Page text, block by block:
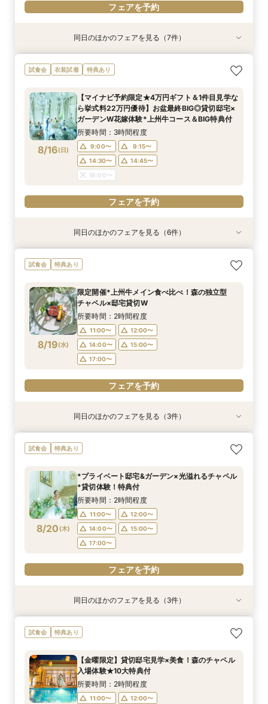
フェアを予約
特典あり 動画あり
8/15(土 )
【おもてなし◎料理ランクUP特典】New貸切邸
宅体験×上州牛試食
9:00〜
9:15〜
14:30〜
14:45〜
18:00〜
フェアを予約
特典あり
8/15(土 )
＼県内随一の貸切ガーデン／光輝く水×緑のチャ
ペル＆憧れドレス特典×とろける上州牛コース試
所要時間：2時間30分程度
9:00〜
9:15〜
14:30〜
14:45〜
18:00〜
フェアを予約
特典あり
8/15(土 )
限定1組★マタニティ限定特典＆”安心”見積相談
×森のチャペル
9:00〜
9:15〜
14:30〜
14:45〜
18:00〜
フェアを予約
特典あり
8/15(土 )
初めて見学*お料理重視の方へ◆豪華試食×安心
お見積り相談会
9:00〜
9:15〜
14:30〜
14:45〜
18:00〜
フェアを予約
特典あり
8/15(土 )
【よくばりALL体験】自然溢れる挙式体験＆10大
特典＆上州牛コース試食
9:00〜
9:15〜
14:30〜
14:45〜
18:00〜
フェアを予約
8/15(土 )
【遠方の方◎オンライン相談会】スマホで簡単！
豪華5大特典付き
9:00〜
9:15〜
14:30〜
14:45〜
18:00〜
フェアを予約
特典あり
8/15(土 )
＼マイナビ予約限定♪／■【憧れ叶うドレス特典
付】白亜の邸宅×階段入場体験*上州牛試食
10:30〜
10:45〜
11:00〜
11:15〜
16:00〜
フェアを予約
同日のほかのフェアを見る（7件）
試食会 衣装試着 特典あり
8/16(日)
【マイナビ予約限定★4万円ギフト＆1件目見学な
ら挙式料22万円優待】お盆最終BIG◎貸切邸宅×
ガーデンW花嫁体験*上州牛コース＆BIG特典付
所要時間：3時間程度
9:00〜
9:15〜
14:30〜
14:45〜
18:00〜
フェアを予約
特典あり 動画あり
8/16(日)
【おもてなし◎料理ランクUP特典】New貸切邸
宅体験×上州牛試食
9:00〜
9:15〜
14:30〜
14:45〜
18:00〜
フェアを予約
特典あり
8/16(日)
＼県内随一の貸切ガーデン／光輝く水×緑のチャ
ペル＆憧れドレス特典×とろける上州牛コース試
所要時間：2時間30分程度
14:30〜
14:45〜
18:00〜
フェアを予約
特典あり
8/16(日)
限定1組★マタニティ限定特典＆”安心”見積相談
×森のチャペル
9:00〜
9:15〜
14:30〜
14:45〜
18:00〜
フェアを予約
特典あり
8/16(日)
【よくばりALL体験】自然溢れる挙式体験＆10大
特典＆上州牛コース試食
9:00〜
9:15〜
14:30〜
14:45〜
18:00〜
フェアを予約
8/16(日)
【遠方の方◎オンライン相談会】スマホで簡単！
豪華5大特典付き
9:00〜
9:15〜
14:30〜
14:45〜
18:00〜
フェアを予約
特典あり
8/16(日)
【少人数会食プラン】貸切邸宅で叶えるアット
ホームウェディング♪限定プラン＆衣装優待付き
9:00〜
9:15〜
14:30〜
14:45〜
18:00〜
フェアを予約
同日のほかのフェアを見る（6件）
試食会 特典あり
8/19(水)
限定開催*上州牛メイン食べ比べ！森の独立型
チャペル×邸宅貸切W
所要時間：2時間程度
11:00〜
12:00〜
14:00〜
15:00〜
17:00〜
フェアを予約
特典あり
8/19(水)
【少人数W】貸切邸宅でアットホームW×限定プ
ラン＆衣装優待付
11:00〜
12:00〜
15:00〜
フェアを予約
8/19(水)
限定1組★マタニティ限定特典＆”安心”見積相談
×森のチャペル
11:00〜
12:00〜
15:00〜
フェアを予約
8/19(水)
【オンライン相談会】遠方・見学前に自宅でOK#
見積&会場紹介
12:00〜
14:00〜
16:00〜
フェアを予約
同日のほかのフェアを見る（3件）
試食会 特典あり
8/20 (木)
*プライベート邸宅&ガーデン×光溢れるチャペル
*貸切体験！特典付
所要時間：2時間程度
11:00〜
12:00〜
14:00〜
15:00〜
17:00〜
フェアを予約
特典あり
8/20(木)
【少人数W】貸切邸宅でアットホームW×限定プ
ラン＆衣装優待付
11:00〜
12:00〜
15:00〜
8/20(木)
限定1組★マタニティ限定特典＆”安心”見積相談
×森のチャペル
11:00〜
12:00〜
15:00〜
8/20(木)
【オンライン相談会】遠方・見学前に自宅でOK#
見積&会場紹介
12:00〜
14:00〜
16:00〜
同日のほかのフェアを見る（3件）
試食会 特典あり
【金曜限定】貸切邸宅見学×美食！森のチャペル
入場体験★10大特典付
所要時間：2時間程度
11:00〜
12:00〜